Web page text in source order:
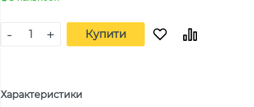
- + Купити
Характеристики